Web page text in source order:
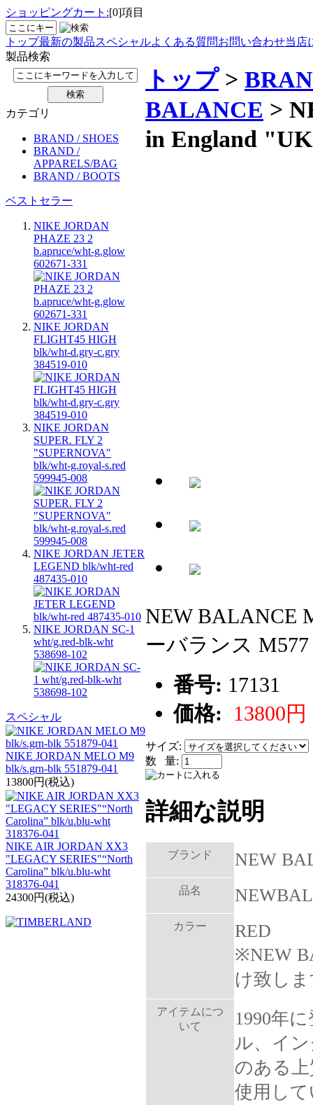
ショッピングカート:[0]項目
トップ最新の製品スペシャルよくある質問お問い合わせ当店
製品検索
カテゴリ
BRAND / SHOES
BRAND /
APPARELS/BAG
BRAND / BOOTS
ベストセラー
NIKE JORDAN
PHAZE 23 2
b.apruce/wht-g.glow
602671-331
NIKE JORDAN
FLIGHT45 HIGH
blk/wht-d.gry-c.gry
384519-010
NIKE JORDAN
SUPER. FLY 2
"SUPERNOVA"
blk/wht-g.royal-s.red
599945-008
NIKE JORDAN JETER
LEGEND blk/wht-red
487435-010
NIKE JORDAN SC-1
wht/g.red-blk-wht
538698-102
スペシャル
NIKE JORDAN MELO M9
blk/s.grn-blk 551879-041
13800円(税込)
NIKE AIR JORDAN XX3
"LEGACY SERIES"“North
Carolina” blk/u.blu-wht
318376-041
24300円(税込)
トップ>
BALANCE >
in England
NEW BALANCE
ーバランス
番号: 17131
価格: 13800円
サイズ:
数 量:
詳細な説明
ブランド NEW
品名
カラー
RED
※NEW
け致し
アイテムにつ
いて
1990年
ル、イ
のある
使用し